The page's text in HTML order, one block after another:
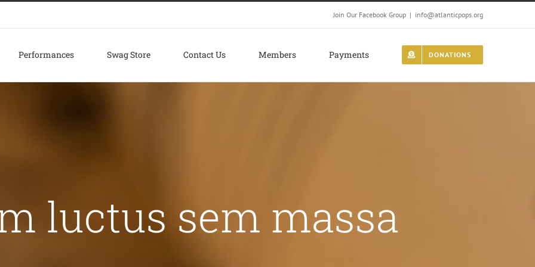
Join Our Facebook Group | info@atlanticpops.org
Performances Swag Store Contact Us Members Payments DONATIONS
luctus sem massa